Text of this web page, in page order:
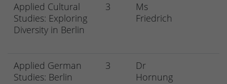
Applied Cultural
Studies: Exploring
Diversity in Berlin
3
Ms
Friedrich
Applied German
Studies: Berlin
3
Dr
Hornung